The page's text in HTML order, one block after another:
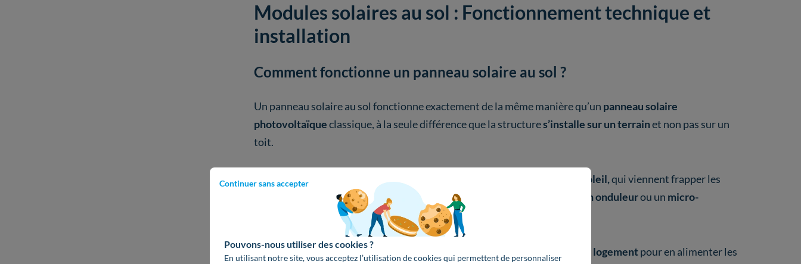
Continuer sans accepter
Pouvons-nous utiliser des cookies ?
En utilisant notre site, vous acceptez l’utilisation de cookies qui permettent de personnaliser
Modules solaires au sol : Fonctionnement technique et
installation
Comment fonctionne un panneau solaire au sol ?
Un panneau solaire au sol fonctionne exactement de la même manière qu’un panneau solaire
photovoltaïqueclassique, à la seule différence que la structures’installe sur un terrainet non pas sur un
toit.
Il produit lui aussi un courant continu d’électricité rayons du soleil,qui viennent frapper les
photovoltaïques qui le composent. Ce courant est converti par un onduleurou un micro-
courant alternatif, utilisable par les appareils de la maison.
L’énergie solaireproduite est ensuite injectée sur le circuit électrique du logementpour en alimenter les